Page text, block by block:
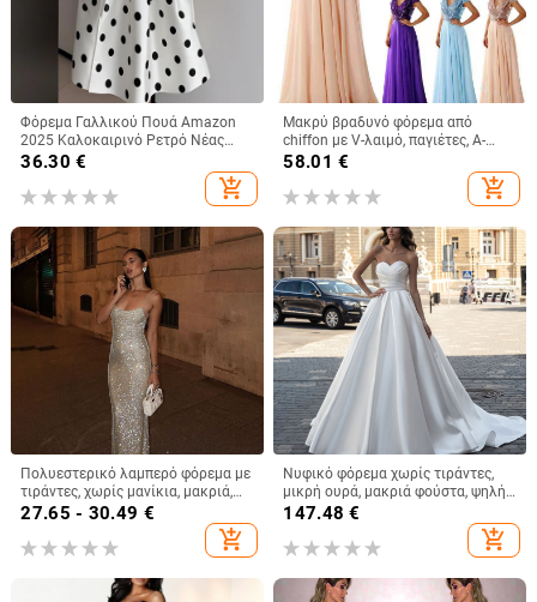
Φόρεμα Γαλλικού Πουά Amazon
2025 Καλοκαιρινό Ρετρό Νέας
Ιδιοσυγκρασίας με Λεπτή Μέση για
36.30 €
add_shopping_cart
Μακρύ βραδυνό φόρεμα από
chiffon με V-λαιμό, παγιέτες, Α-
γραμμή, ψηλή μέση
58.01 €
add_shopping_cart
Πολυεστερικό λαμπερό φόρεμα με
τιράντες, χωρίς μανίκια, μακριά,
μονόχρωμο σχέδιο, στυλ
εμπνευσμένο από διασημότητα
27.65 - 30.49 €
add_shopping_cart
Νυφικό φόρεμα χωρίς τιράντες,
μικρή ουρά, μακριά φούστα, ψηλή
μέση, στενή γραμμή; πολυεστερικό
147.48 €
add_shopping_cart